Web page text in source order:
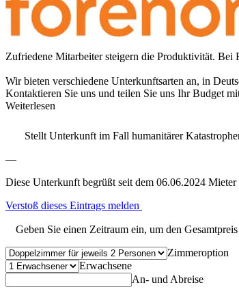
Zufriedene Mitarbeiter steigern die Produktivität. Bei
Wir bieten verschiedene Unterkunftsarten an, in
Kontaktieren Sie uns und teilen Sie uns Ihr Budget
Weiterlesen
Stellt Unterkunft im Fall humanitärer
—
Diese Unterkunft begrüßt seit dem 06.06.2024
Verstoß dieses Eintrags melden
Geben Sie einen Zeitraum ein, um den
Zimmeroption
Erwachsene
An- und Abreise